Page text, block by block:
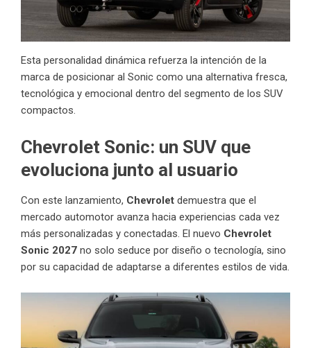
Esta personalidad dinámica refuerza la intención de la
marca de posicionar al Sonic como una alternativa fresca,
tecnológica y emocional dentro del segmento de los SUV
compactos.
Chevrolet Sonic: un SUV que
evoluciona junto al usuario
Con este lanzamiento, Chevrolet demuestra que el
mercado automotor avanza hacia experiencias cada vez
más personalizadas y conectadas. El nuevo Chevrolet
Sonic 2027 no solo seduce por diseño o tecnología, sino
por su capacidad de adaptarse a diferentes estilos de vida.